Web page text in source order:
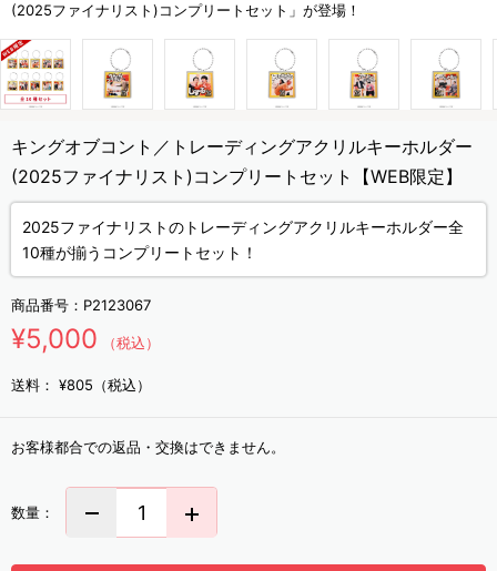
(2025ファイナリスト)コンプリートセット」が登場！
キングオブコント／トレーディングアクリルキーホルダー
(2025ファイナリスト)コンプリートセット【WEB限定】
2025ファイナリストのトレーディングアクリルキーホルダー全
10種が揃うコンプリートセット！
商品番号： P2123067
¥5,000 （税込）
送料： ¥805（税込）
お客様都合での返品・交換はできません。
数量：